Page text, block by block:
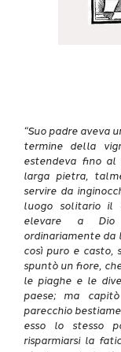
“Suo padre aveva
termine della
estendeva fino al
larga pietra,
servire da
luogo solitario il
elevare a Dio
ordinariamente da
così puro e casto,
spuntò un fiore,
le piaghe e le
paese; ma
parecchio
esso lo stesso
risparmiarsi la